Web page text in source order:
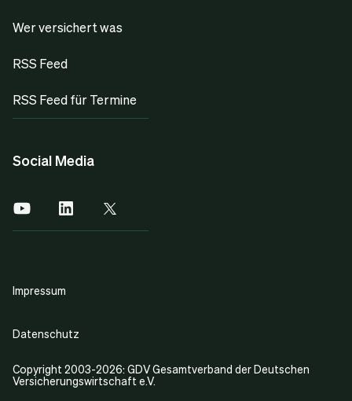
Wer versichert was
RSS Feed
RSS Feed für Termine
Social Media
Copyright 2003-2026: GDV Gesamtverband der Deutschen
Versicherungswirtschaft e.V.
Impressum
Datenschutz